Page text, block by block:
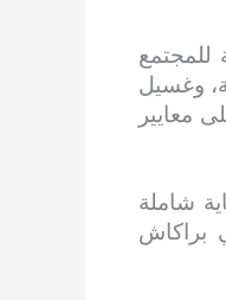
وغسيل
معايير
شاملة
براكاش